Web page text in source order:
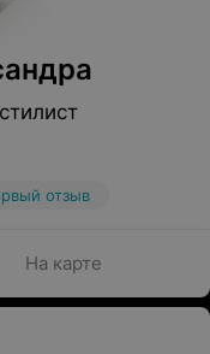
отзыв
На карте